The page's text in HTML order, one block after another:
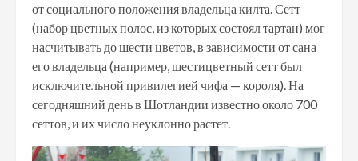
от социального положения владельца килта. Сетт
(набор цветных полос, из которых состоял тартан) мог
насчитывать до шести цветов, в зависимости от сана
его владельца (например, шестицветный сетт был
исключительной привилегией чифа — короля). На
сегодняшний день в Шотландии известно около 700
сеттов, и их число неуклонно растет.